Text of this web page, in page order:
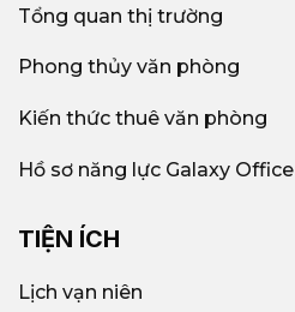
Tổng quan thị trường
Phong thủy văn phòng
Kiến thức thuê văn phòng
Hồ sơ năng lực Galaxy Office
TIỆN ÍCH
Lịch vạn niên